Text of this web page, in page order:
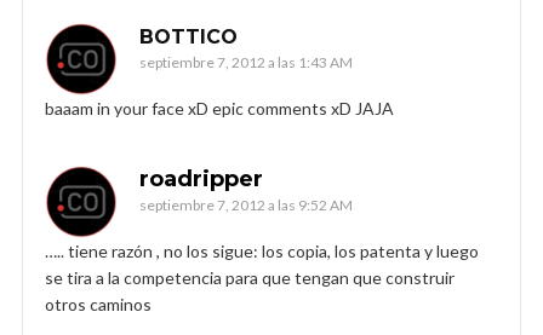
BOTTICO
septiembre 7, 2012 a las 1:43 AM
baaam in your face xD epic comments xD JAJA
roadripper
septiembre 7, 2012 a las 9:52 AM
….. tiene razón , no los sigue: los copia, los patenta y luego
se tira a la competencia para que tengan que construir
otros caminos